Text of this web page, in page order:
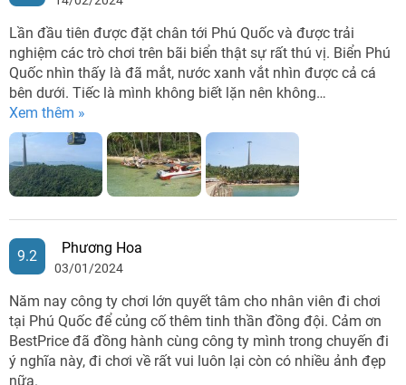
Lần đầu tiên được đặt chân tới Phú Quốc và được trải
nghiệm các trò chơi trên bãi biển thật sự rất thú vị. Biển Phú
Quốc nhìn thấy là đã mắt, nước xanh vắt nhìn được cả cá
bên dưới. Tiếc là mình không biết lặn nên không…
Xem thêm »
9.2 Phương Hoa
03/01/2024
Năm nay công ty chơi lớn quyết tâm cho nhân viên đi chơi
tại Phú Quốc để củng cố thêm tinh thần đồng đội. Cảm ơn
BestPrice đã đồng hành cùng công ty mình trong chuyến đi
ý nghĩa này, đi chơi về rất vui luôn lại còn có nhiều ảnh đẹp
nữa.